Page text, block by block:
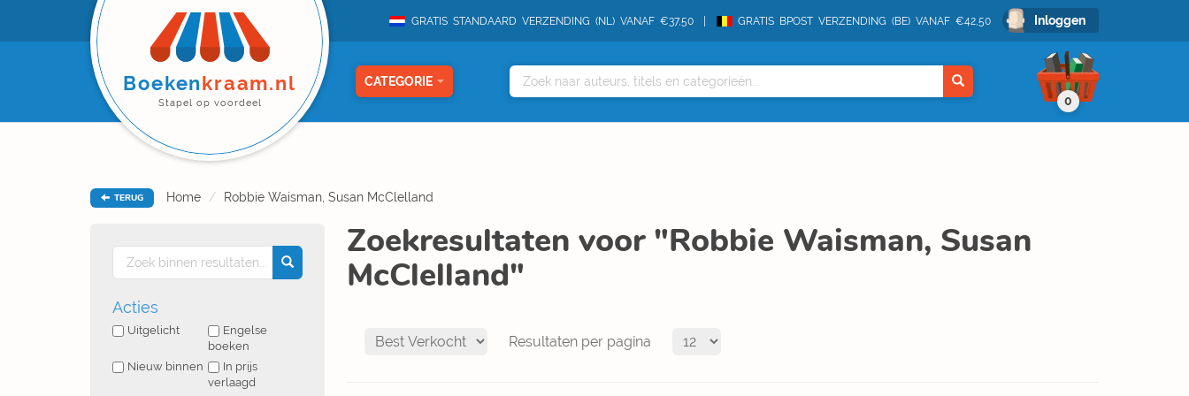
GRATIS STANDAARD VERZENDING (NL) VANAF €37,50 GRATIS BPOST VERZENDING (BE) VANAF €42,50 Inloggen
Boekenkraam.nl
Stapel op voordeel
CATEGORIE
0
TERUG Home Robbie Waisman, Susan McClelland
Acties
Uitgelicht
Engelse
boeken
Nieuw binnen
In prijs
verlaagd
Zoekresultaten voor "Robbie Waisman, Susan
McClelland"
Resultaten per pagina